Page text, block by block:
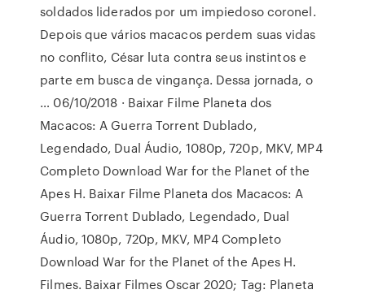
soldados liderados por um impiedoso coronel.
Depois que vários macacos perdem suas vidas
no conflito, César luta contra seus instintos e
parte em busca de vingança. Dessa jornada, o
… 06/10/2018 · Baixar Filme Planeta dos
Macacos: A Guerra Torrent Dublado,
Legendado, Dual Áudio, 1080p, 720p, MKV, MP4
Completo Download War for the Planet of the
Apes H. Baixar Filme Planeta dos Macacos: A
Guerra Torrent Dublado, Legendado, Dual
Áudio, 1080p, 720p, MKV, MP4 Completo
Download War for the Planet of the Apes H.
Filmes. Baixar Filmes Oscar 2020; Tag: Planeta